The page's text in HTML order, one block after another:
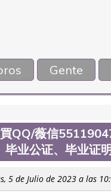
Gente
QQ/薇信
毕业公证、毕业证
5 de Julio de 2023 a las